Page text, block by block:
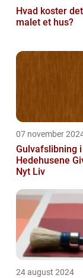
Hvad koster
malet et hus?
07 november
Gulvafslibning i
Hedehusene Giv Dit Gulv
Nyt Liv
24 august 2024